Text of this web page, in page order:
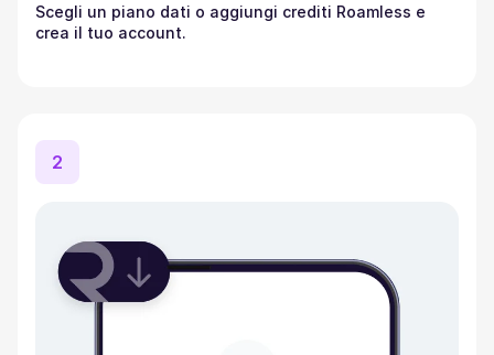
Scegli un piano dati o aggiungi crediti Roamless e
crea il tuo account.
2